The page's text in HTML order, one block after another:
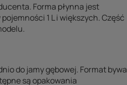
Forma płynna jest
1 L i większych. Część
do jamy gębowej. Format bywa
są opakowania